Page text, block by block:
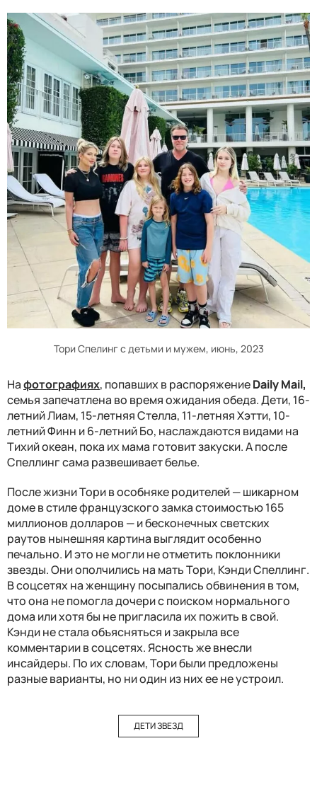
Тори Спелинг с детьми и мужем, июнь, 2023
Нафотографиях, попавших в распоряжениеDaily Mail,
семья запечатлена во время ожидания обеда. Дети, 16-
летний Лиам, 15-летняя Стелла, 11-летняя Хэтти, 10-
летний Финн и 6-летний Бо, наслаждаются видами на
Тихий океан, пока их мама готовит закуски. А после
Спеллинг сама развешивает белье.
После жизни Тори в особняке родителей — шикарном
доме в стиле французского замка стоимостью 165
миллионов долларов — и бесконечных светских
раутов нынешняя картина выглядит особенно
печально. И это не могли не отметить поклонники
звезды. Они ополчились на мать Тори, Кэнди Спеллинг.
В соцсетях на женщину посыпались обвинения в том,
что она не помогла дочери с поиском нормального
дома или хотя бы не пригласила их пожить в свой.
Кэнди не стала объясняться и закрыла все
комментарии в соцсетях. Ясность же внесли
инсайдеры. По их словам, Тори были предложены
разные варианты, но ни один из них ее не устроил.
ДЕТИ ЗВЕЗД